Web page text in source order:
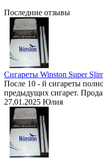
Последние отзывы
Сигареты Winston Super
После 10 - й сигареты
предыдущих сигарет.
27.01.2025 Юлия